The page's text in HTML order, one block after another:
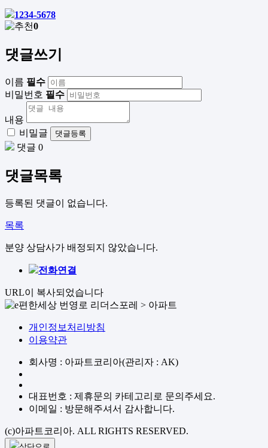
1234-5678
0
댓글쓰기
이름 필수
비밀번호 필수
내용
비밀글
댓글등록
댓글 0
댓글목록
등록된 댓글이 없습니다.
목록
분양 상담사가 배정되지 않았습니다.
전화연결
URL이 복사되었습니다
개인정보처리방침
이용약관
회사명 : 아파트코리아(관리자 : AK)
대표번호 : 제휴문의 카테고리로 문의주세요.
이메일 : 방문해주셔서 감사합니다.
(c)아파트코리아. ALL RIGHTS RESERVED.